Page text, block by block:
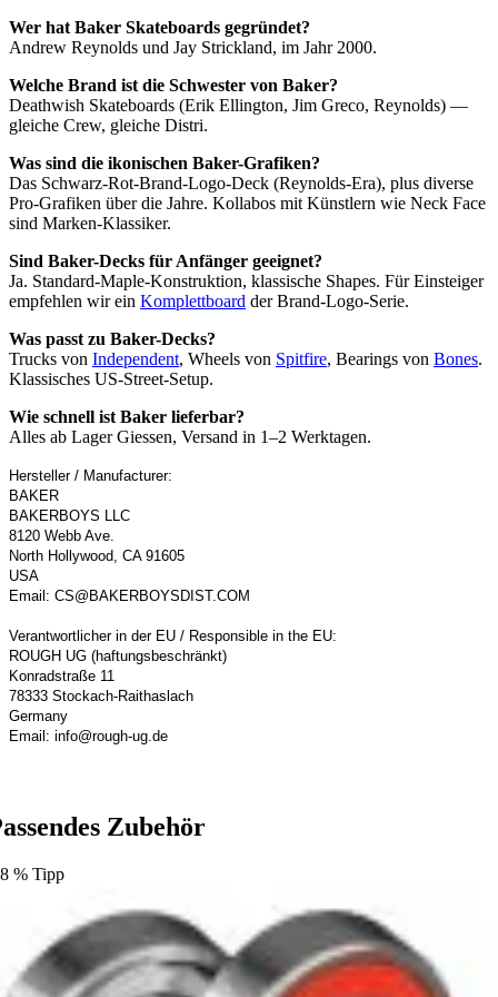
Wer hat Baker Skateboards gegründet?
Andrew Reynolds und Jay Strickland, im Jahr 2000.
Welche Brand ist die Schwester von Baker?
Deathwish Skateboards (Erik Ellington, Jim Greco, Reynolds) —
gleiche Crew, gleiche Distri.
Was sind die ikonischen Baker-Grafiken?
Das Schwarz-Rot-Brand-Logo-Deck (Reynolds-Era), plus diverse
Pro-Grafiken über die Jahre. Kollabos mit Künstlern wie Neck Face
sind Marken-Klassiker.
Sind Baker-Decks für Anfänger geeignet?
Ja. Standard-Maple-Konstruktion, klassische Shapes. Für Einsteiger
empfehlen wir ein Komplettboard der Brand-Logo-Serie.
Was passt zu Baker-Decks?
Trucks von Independent, Wheels von Spitfire, Bearings von Bones.
Klassisches US-Street-Setup.
Wie schnell ist Baker lieferbar?
Alles ab Lager Giessen, Versand in 1–2 Werktagen.
Hersteller / Manufacturer:
BAKER
BAKERBOYS LLC
8120 Webb Ave.
North Hollywood, CA 91605
USA
Email: CS@BAKERBOYSDIST.COM
Verantwortlicher in der EU / Responsible in the EU:
ROUGH UG (haftungsbeschränkt)
Konradstraße 11
78333 Stockach-Raithaslach
Germany
Email: info@rough-ug.de
Zubehör
% Tipp